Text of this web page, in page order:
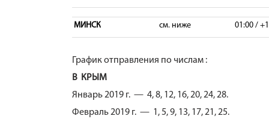
МИНСК см. ниже 01:00 /
График отправления по числам :
В КРЫМ
Январь 2019 г. — 4, 8, 12, 16, 20, 24, 28.
Февраль 2019 г. — 1, 5, 9, 13, 17, 21, 25.